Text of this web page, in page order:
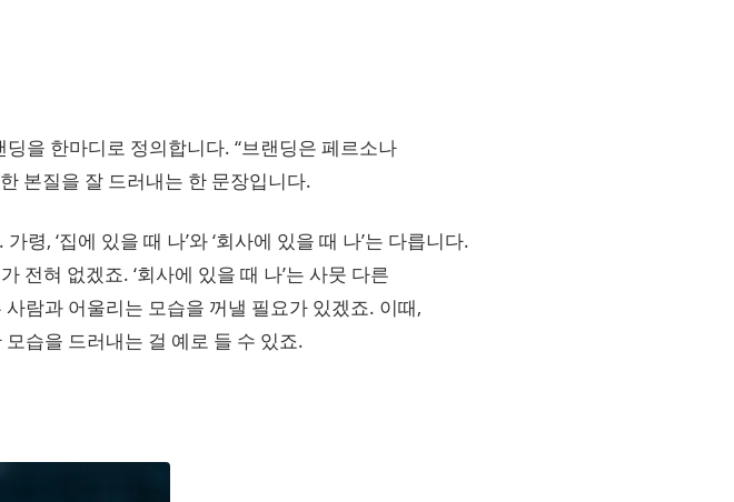
을 한마디로 정의합니다. “브랜딩은 페르소나
본질을 잘 드러내는 한 문장입니다.
령, ‘집에 있을 때 나’와 ‘회사에 있을 때 나’는 다릅니다.
전혀 없겠죠. ‘회사에 있을 때 나’는 사뭇 다른
람과 어울리는 모습을 꺼낼 필요가 있겠죠. 이때,
습을 드러내는 걸 예로 들 수 있죠.